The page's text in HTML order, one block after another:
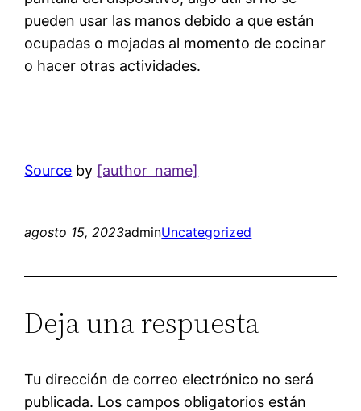
pueden usar las manos debido a que están
ocupadas o mojadas al momento de cocinar
o hacer otras actividades.
Source by [author_name]
agosto 15, 2023adminUncategorized
Deja una respuesta
Tu dirección de correo electrónico no será
publicada. Los campos obligatorios están